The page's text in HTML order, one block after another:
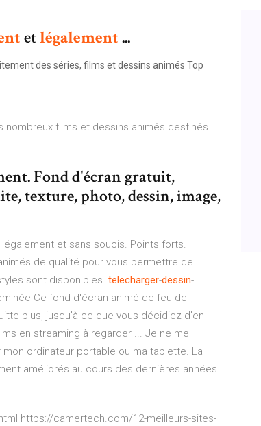
etlégalement...
des séries, films et dessins animés Top
nombreux films et dessins animés destinés
Fond d'écran gratuit,
texture, photo, dessin, image,
et sans soucis. Points forts.
de qualité pour vous permettre de
sont disponibles. telecharger-dessin-
Ce fond d'écran animé de feu de
plus, jusqu'à ce que vous décidiez d'en
en streaming à regarder ... Je ne me
ordinateur portable ou ma tablette. La
améliorés au cours des dernières années
https://camertech.com/12-meilleurs-sites-